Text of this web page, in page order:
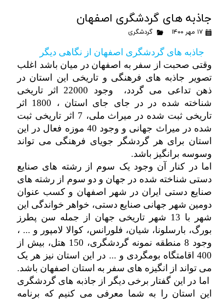
جاذبه های گردشگری اصفهان
۱۷ مهر ۱۴۰۰ گردشگری
جاذبه های گردشگری اصفهان از نگاهی دیگر
وقتی صحبت از سفر به اصفهان در میان باشد اغلب
تصویر جاذبه های فرهنگی و تاریخی این استان در
ذهن تداعی می گردد، وجود 22000 اثر تاریخی
شناخته شده در در جای جای استان ، 1800 اثر
تاریخی ثبت شده در میراث ملی، 7 اثر تاریخی ثبت
شده در میراث جهانی و وجود 40 موزه فعال در این
استان برای هر گردشگر جویای فرهنگی می تواند
وسوسه برانگیز باشد.
اما در کنار آن وجود یک سوم از رشته های صنایع
دستی شناخته شده در جهان و دو سوم از رشته های
صنایع دستی ایران در شهر اصفهان و کسب عنوان
دومین شهر جهانی صنایع دستی، خواهر خواندگی این
شهر با 13 شهر تاریخی جهان از جمله سن پطرز
بورگ، بارسلونا، شیان، فلورانس، کوالا لامپور و ... ،
وجود 8 منطقه نمونه گردشگری، 150 هتل، بیش از
400 اقامتگاه بومگردی و ... در این استان نیز هر یک
می تواند از انگیزه های سفر به استان اصفهان باشد.
اما در این گفتار برخی دیگر از جاذبه های گردشگری
این استان را به شما معرفی می کنیم که برنامه